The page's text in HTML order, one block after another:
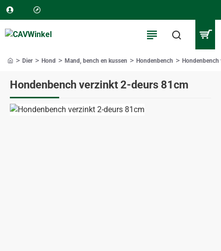
Hondenbench verzinkt 2-deurs 81cm
Dier Hond Mand, bench en kussen Hondenbench